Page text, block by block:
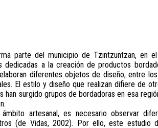
parte del municipio de Tzintzuntzan, en
dedicadas a la creación de productos
diferentes objetos de diseño, entre
El estilo y diseño que realizan difiere de
han surgido grupos de bordadoras en esa
artesanal, es necesario observar
(de Vidas, 2002). Por ello, este estudio